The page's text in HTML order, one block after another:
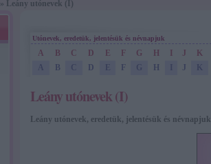
» Leány utónevek (I)
Utónevek, eredetük, jelentésük és névnapjuk
A B C D E F G H J K
A
B C D F G J K
Leány utónevek (I)
Leány utónevek, eredetük, jelentésük és névnapjuk